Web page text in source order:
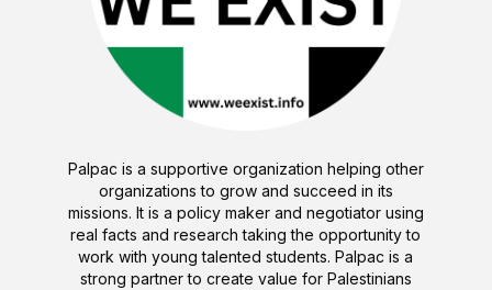
Palpac is a supportive organization helping other
organizations to grow and succeed in its
missions. It is a policy maker and negotiator using
real facts and research taking the opportunity to
work with young talented students. Palpac is a
strong partner to create value for Palestinians